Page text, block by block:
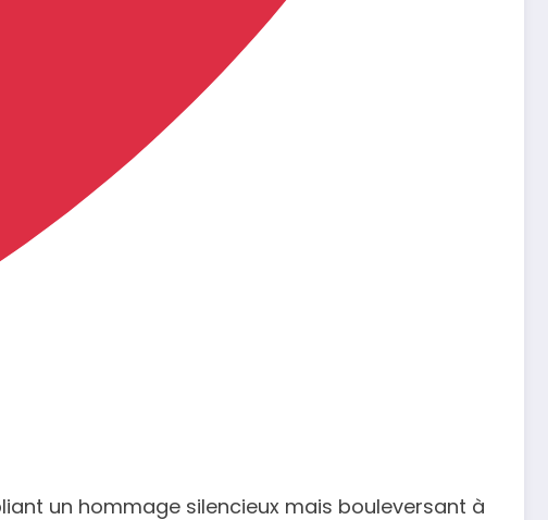
un hommage silencieux mais bouleversant à